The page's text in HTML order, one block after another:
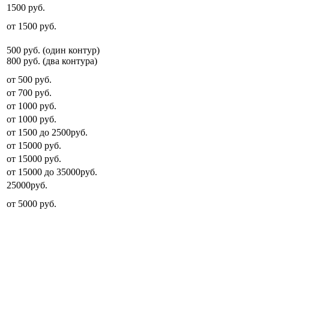
1500 руб.
от 1500 руб.
500 руб. (один контур)
800 руб. (два контура)
от 500 руб.
от 700 руб.
от 1000 руб.
от 1000 руб.
от 1500 до 2500руб.
от 15000 руб.
от 15000 руб.
от 15000 до 35000руб.
25000руб.
от 5000 руб.